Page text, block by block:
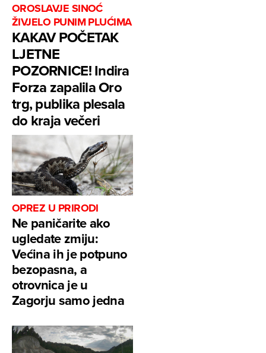
OROSLAVJE SINOĆ
ŽIVJELO PUNIM PLUĆIMA
KAKAV POČETAK
LJETNE
POZORNICE! Indira
Forza zapalila Oro
trg, publika plesala
do kraja večeri
OPREZ U PRIRODI
Ne paničarite ako
ugledate zmiju:
Većina ih je potpuno
bezopasna, a
otrovnica je u
Zagorju samo jedna